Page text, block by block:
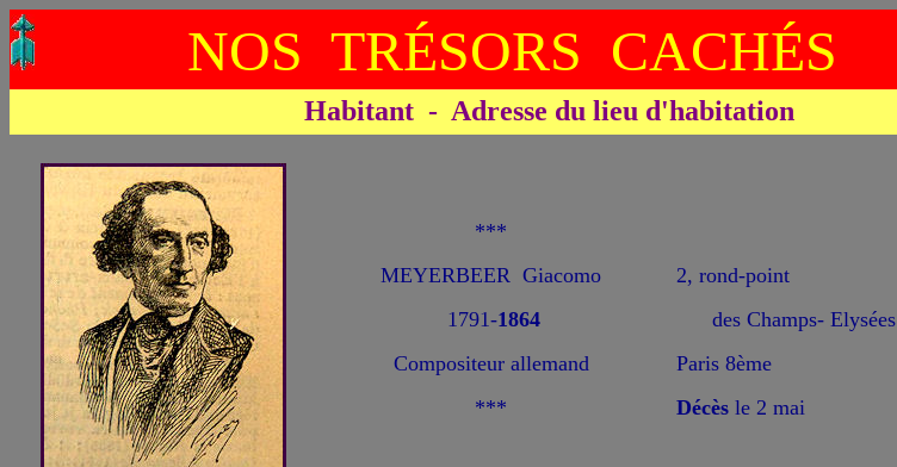
NOS TRÉSORS CACHÉS
Habitant - Adresse du lieu d'habitation
***
MEYERBEER Giacomo
1791-1864
Compositeur allemand
***
2, rond-point
des Champs- Elysées
Paris 8ème
Décès le 2 mai